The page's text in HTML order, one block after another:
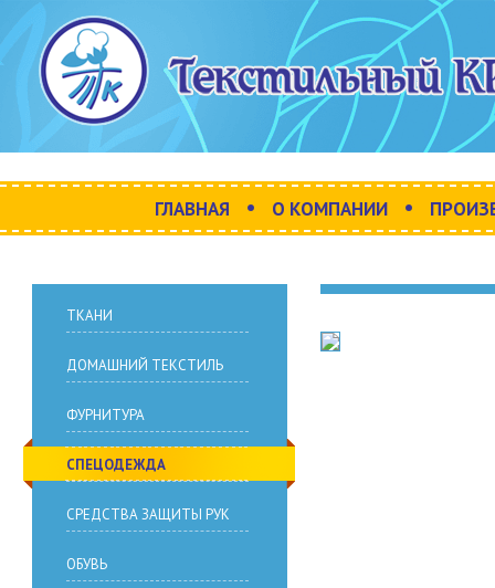
ГЛАВНАЯ • О КОМПАНИИ •
ТКАНИ
ДОМАШНИЙ ТЕКСТИЛЬ
ФУРНИТУРА
СПЕЦОДЕЖДА
СРЕДСТВА ЗАЩИТЫ РУК
ОБУВЬ